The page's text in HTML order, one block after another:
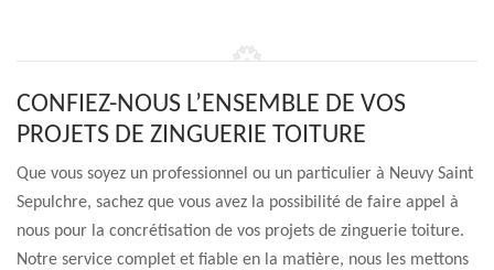
CONFIEZ-NOUS L’ENSEMBLE DE VOS
PROJETS DE ZINGUERIE TOITURE
Que vous soyez un professionnel ou un particulier à Neuvy Saint
Sepulchre, sachez que vous avez la possibilité de faire appel à
nous pour la concrétisation de vos projets de zinguerie toiture.
Notre service complet et fiable en la matière, nous les mettons